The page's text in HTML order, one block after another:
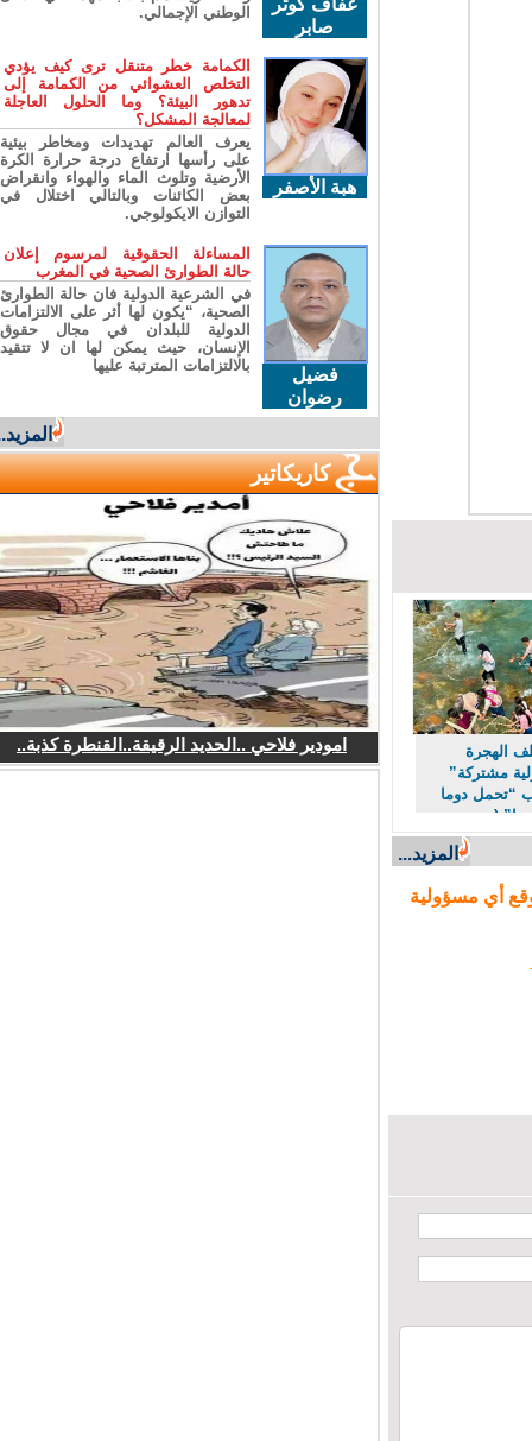
الهجرة
مشتركة”
دوما
(مصدر
المزيد...
أي مسؤولية
عفاف كوثر
صابر
الوطني الإجمالي.
هبة الأصفر
الكمامة خطر متنقل ترى كيف يؤدي
التخلص العشوائي من الكمامة إلى
تدهور البيئة؟ وما الحلول العاجلة
لمعالجة المشكل؟
يعرف العالم تهديدات ومخاطر بيئية
على رأسها ارتفاع درجة حرارة الكرة
الأرضية وتلوث الماء والهواء وانقراض
بعض الكائنات وبالتالي اختلال في
التوازن الايكولوجي.
فضيل
رضوان
المساءلة الحقوقية لمرسوم إعلان
حالة الطوارئ الصحية في المغرب
في الشرعية الدولية فان حالة الطوارئ
الصحية، “يكون لها أثر على الالتزامات
الدولية للبلدان في مجال حقوق
الإنسان، حيث يمكن لها ان لا تتقيد
بالالتزامات المترتبة عليها
المزيد...
كاريكاتير
امودير فلاحي ..الحديد الرقيقة..القنطرة كذبة..